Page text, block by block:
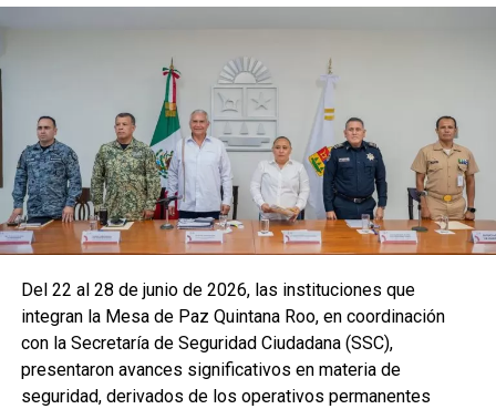
Del 22 al 28 de junio de 2026, las instituciones que
integran la Mesa de Paz Quintana Roo, en coordinación
con la Secretaría de Seguridad Ciudadana (SSC),
presentaron avances significativos en materia de
seguridad, derivados de los operativos permanentes